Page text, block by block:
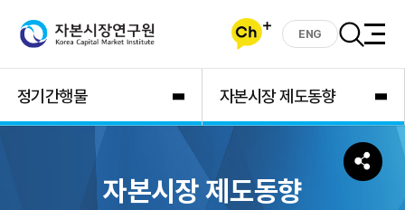
ENG
정기간행물 자본시장 제도동향
자본시장 제도동향